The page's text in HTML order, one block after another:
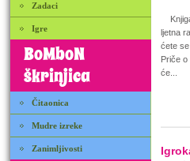
Zadaci
Igre
BoMboN
škrinjica
Čitaonica
Mudre izreke
Zanimljivosti
ljetna
ćete se
Priče o
će...